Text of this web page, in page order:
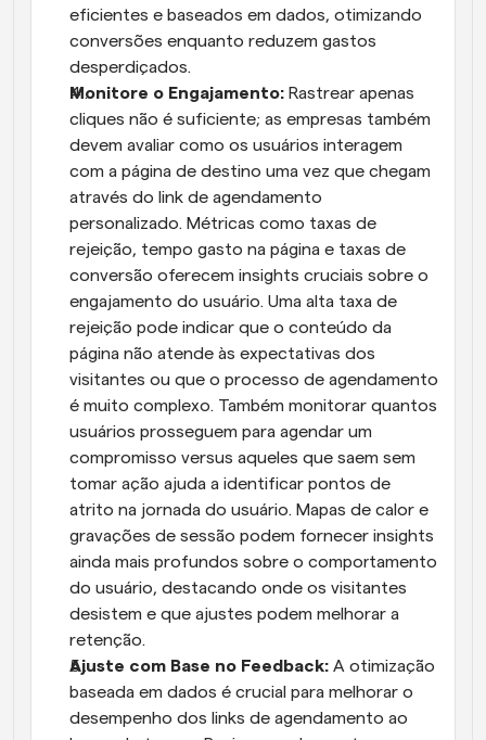
eficientes e baseados em dados, otimizando
conversões enquanto reduzem gastos
desperdiçados.
Monitore o Engajamento: Rastrear apenas
cliques não é suficiente; as empresas também
devem avaliar como os usuários interagem
com a página de destino uma vez que chegam
através do link de agendamento
personalizado. Métricas como taxas de
rejeição, tempo gasto na página e taxas de
conversão oferecem insights cruciais sobre o
engajamento do usuário. Uma alta taxa de
rejeição pode indicar que o conteúdo da
página não atende às expectativas dos
visitantes ou que o processo de agendamento
é muito complexo. Também monitorar quantos
usuários prosseguem para agendar um
compromisso versus aqueles que saem sem
tomar ação ajuda a identificar pontos de
atrito na jornada do usuário. Mapas de calor e
gravações de sessão podem fornecer insights
ainda mais profundos sobre o comportamento
do usuário, destacando onde os visitantes
desistem e que ajustes podem melhorar a
retenção.
Ajuste com Base no Feedback: A otimização
baseada em dados é crucial para melhorar o
desempenho dos links de agendamento ao